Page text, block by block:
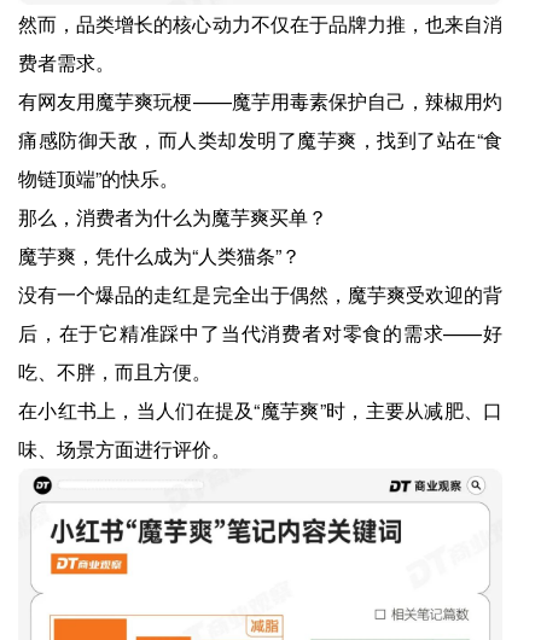
然而，品类增长的核心动力不仅在于品牌力推，也来自消
费者需求。
有网友用魔芋爽玩梗——魔芋用毒素保护自己，辣椒用灼
痛感防御天敌，而人类却发明了魔芋爽，找到了站在“食
物链顶端”的快乐。
那么，消费者为什么为魔芋爽买单？
魔芋爽，凭什么成为“人类猫条”？
没有一个爆品的走红是完全出于偶然，魔芋爽受欢迎的背
后，在于它精准踩中了当代消费者对零食的需求——好
吃、不胖，而且方便。
在小红书上，当人们在提及“魔芋爽”时，主要从减肥、口
味、场景方面进行评价。